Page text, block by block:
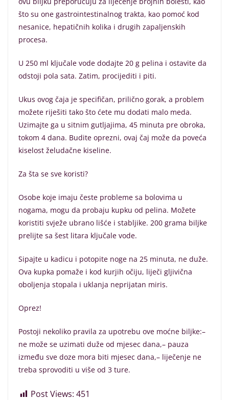
što su one gastrointestinalnog trakta, kao pomoć kod
nesanice, hepatičnih kolika i drugih zapaljenskih
procesa.
U 250 ml ključale vode dodajte 20 g pelina i ostavite da
odstoji pola sata. Zatim, procijediti i piti.
Ukus ovog čaja je specifičan, prilično gorak, a problem
možete riješiti tako što ćete mu dodati malo meda.
Uzimajte ga u sitnim gutljajima, 45 minuta pre obroka,
tokom 4 dana. Budite oprezni, ovaj čaj može da poveća
kiselost želudačne kiseline.
Za šta se sve koristi?
Osobe koje imaju česte probleme sa bolovima u
nogama, mogu da probaju kupku od pelina. Možete
koristiti svježe ubrano lišće i stabljike. 200 grama biljke
prelijte sa šest litara ključale vode.
Sipajte u kadicu i potopite noge na 25 minuta, ne duže.
Ova kupka pomaže i kod kurjih očiju, liječi gljivična
oboljenja stopala i uklanja neprijatan miris.
Oprez!
Postoji nekoliko pravila za upotrebu ove moćne biljke:–
ne može se uzimati duže od mjesec dana,– pauza
između sve doze mora biti mjesec dana,– liječenje ne
treba sprovoditi u više od 3 ture.
Post Views: 451